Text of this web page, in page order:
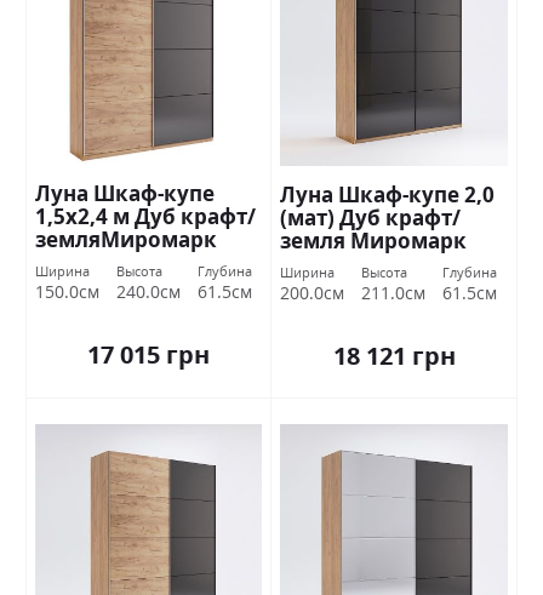
Луна Шкаф-купе
1,5х2,4 м Дуб крафт/
земляМиромарк
Ширина
150.0см
Высота
240.0см
Глубина
61.5см
17 015 грн
Луна Шкаф-купе 2,0
(мат) Дуб крафт/
земля Миромарк
Ширина
200.0см
Высота
211.0см
Глубина
61.5см
18 121 грн